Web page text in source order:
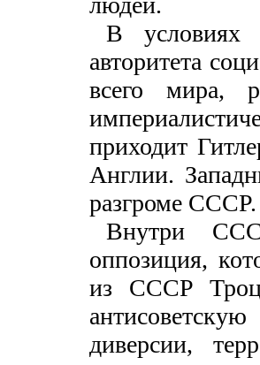
В
авторитета
всего мира,
приходит
Англии.
разгроме СССР.
Внутри
оппозиция,
из СССР
диверсии,